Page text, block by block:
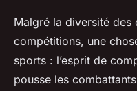
Malgré la diversité des
compétitions, une
sports : l’esprit de
pousse les